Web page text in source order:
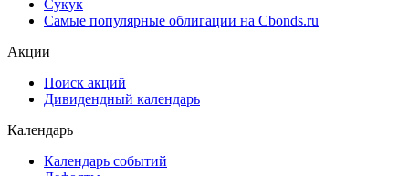
Сукук
Самые популярные облигации на Cbonds.ru
Акции
Поиск акций
Дивидендный календарь
Календарь
Календарь событий